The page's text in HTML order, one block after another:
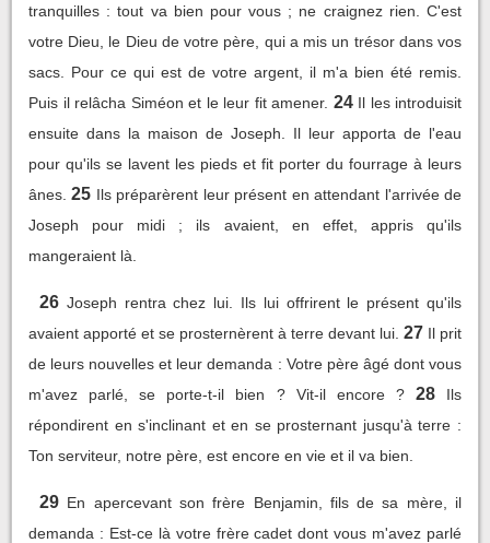
tranquilles : tout va bien pour vous ; ne craignez rien. C'est
votre Dieu, le Dieu de votre père, qui a mis un trésor dans vos
sacs. Pour ce qui est de votre argent, il m'a bien été remis.
Puis il relâcha Siméon et le leur fit amener. 24 Il les introduisit
ensuite dans la maison de Joseph. Il leur apporta de l'eau
pour qu'ils se lavent les pieds et fit porter du fourrage à leurs
ânes. 25 Ils préparèrent leur présent en attendant l'arrivée de
Joseph pour midi ; ils avaient, en effet, appris qu'ils
mangeraient là.
26 Joseph rentra chez lui. Ils lui offrirent le présent qu'ils
avaient apporté et se prosternèrent à terre devant lui. 27 Il prit
de leurs nouvelles et leur demanda : Votre père âgé dont vous
m'avez parlé, se porte-t-il bien ? Vit-il encore ?
28
Ils
répondirent en s'inclinant et en se prosternant jusqu'à terre :
Ton serviteur, notre père, est encore en vie et il va bien.
29 En apercevant son frère Benjamin, fils de sa mère, il
demanda : Est-ce là votre frère cadet dont vous m'avez parlé